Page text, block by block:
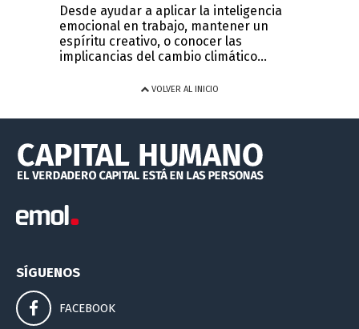
Desde ayudar a aplicar la inteligencia
emocional en trabajo, mantener un
espíritu creativo, o conocer las
implicancias del cambio climático...
VOLVER AL INICIO
SÍGUENOS
FACEBOOK